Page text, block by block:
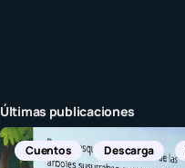
Últimas publicaciones
Cuentos Descarga